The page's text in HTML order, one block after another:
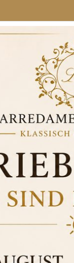
und goldene